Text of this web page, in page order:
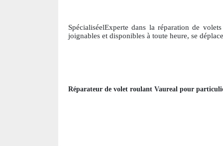
SpécialiséelExperte dans la réparation de
joignables et disponibles à toute heure, se
Réparateur de volet roulant Vaureal pour